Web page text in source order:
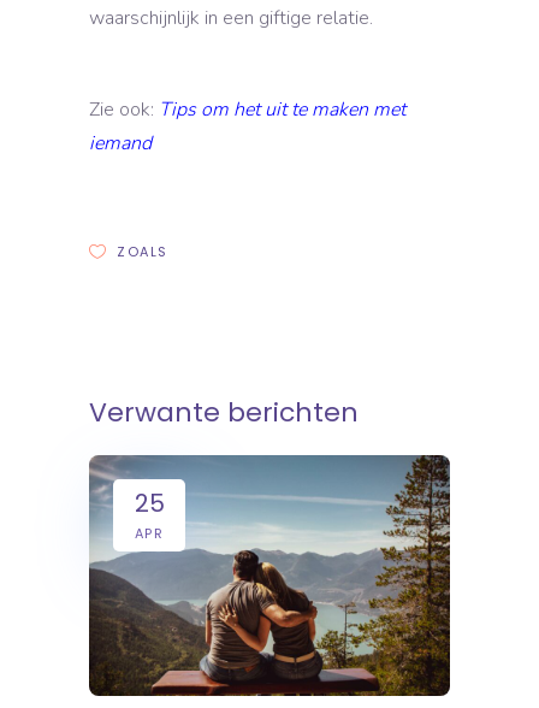
waarschijnlijk in een giftige relatie.
Zie ook: Tips om het uit te maken met
iemand
ZOALS
Verwante berichten
25
APR